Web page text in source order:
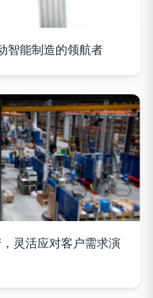
智能制造的领航者
灵活应对客户需求演